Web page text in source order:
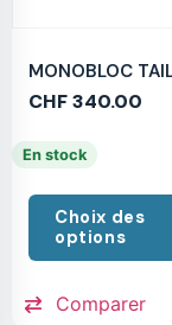
MONOBLOC
CHF340.00
En stock
Choix des
options
Comparer